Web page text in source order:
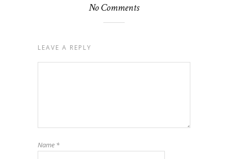
No Comments
LEAVE A REPLY
Name *